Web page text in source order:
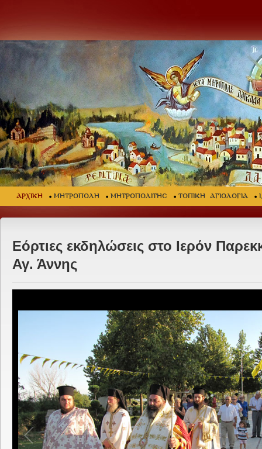
ΑΡΧΙΚΗ ΜΗΤΡΟΠΟΛΗ ΜΗΤΡΟΠΟΛΙΤΗΣ ΤΟΠΙΚΗ ΑΓΙΟΛΟΓΙΑ
Εόρτιες εκδηλώσεις στο Ιερόν
Αγ. Άννης